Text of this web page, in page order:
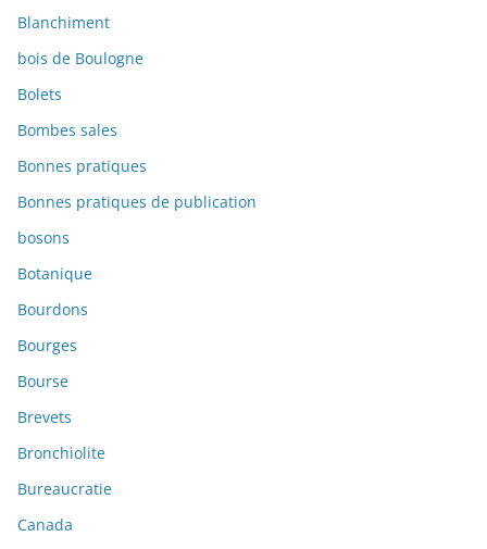
Blanchiment
bois de Boulogne
Bolets
Bombes sales
Bonnes pratiques
Bonnes pratiques de publication
bosons
Botanique
Bourdons
Bourges
Bourse
Brevets
Bronchiolite
Bureaucratie
Canada